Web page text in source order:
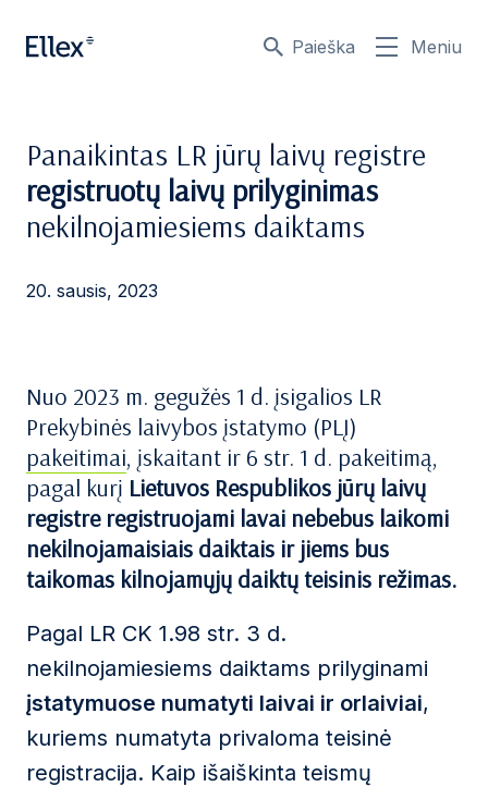
Paieška Meniu
Panaikintas LR jūrų laivų registre
registruotų laivų prilyginimas
nekilnojamiesiems daiktams
20. sausis, 2023
Nuo 2023 m. gegužės 1 d. įsigalios LR
Prekybinės laivybos įstatymo (PLĮ)
pakeitimai, įskaitant ir 6 str. 1 d. pakeitimą,
pagal kurį Lietuvos Respublikos jūrų laivų
registre registruojami lavai nebebus laikomi
nekilnojamaisiais daiktais ir jiems bus
taikomas kilnojamųjų daiktų teisinis režimas.
Pagal LR CK 1.98 str. 3 d.
nekilnojamiesiems daiktams prilyginami
įstatymuose numatyti laivai ir orlaiviai,
kuriems numatyta privaloma teisinė
registracija. Kaip išaiškinta teismų